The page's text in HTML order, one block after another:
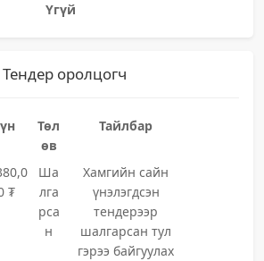
Үгүй
Тендер оролцогч
Төл
өв
Тайлбар
₮
Ша
лга
рса
н
Хамгийн сайн
үнэлэгдсэн
тендерээр
шалгарсан тул
гэрээ байгуулах